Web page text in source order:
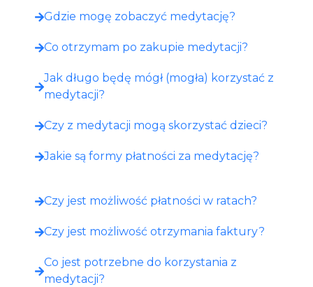
Gdzie mogę zobaczyć medytację?​
Co otrzymam po zakupie medytacji?​
Jak długo będę mógł (mogła) korzystać z
medytacji?
Czy z medytacji mogą skorzystać dzieci?
Jakie są formy płatności za medytację?
Czy jest możliwość płatności w ratach?
Czy jest możliwość otrzymania faktury?
Co jest potrzebne do korzystania z
medytacji?